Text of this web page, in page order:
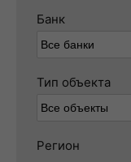
Банк
Тип объекта
Регион